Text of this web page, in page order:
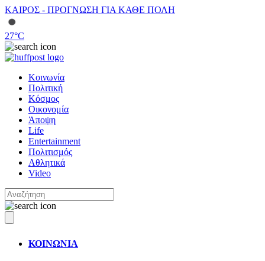
ΚΑΙΡΟΣ - ΠΡΟΓΝΩΣΗ ΓΙΑ ΚΑΘΕ ΠΟΛΗ
27°C
Κοινωνία
Πολιτική
Κόσμος
Οικονομία
Άποψη
Life
Entertainment
Πολιτισμός
Αθλητικά
Video
ΚΟΙΝΩΝΙΑ